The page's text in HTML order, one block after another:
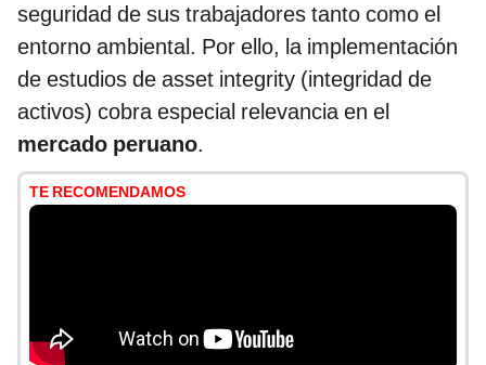
seguridad de sus trabajadores tanto como el
entorno ambiental. Por ello, la implementación
de estudios de asset integrity (integridad de
activos) cobra especial relevancia en el
mercado peruano.
TE RECOMENDAMOS